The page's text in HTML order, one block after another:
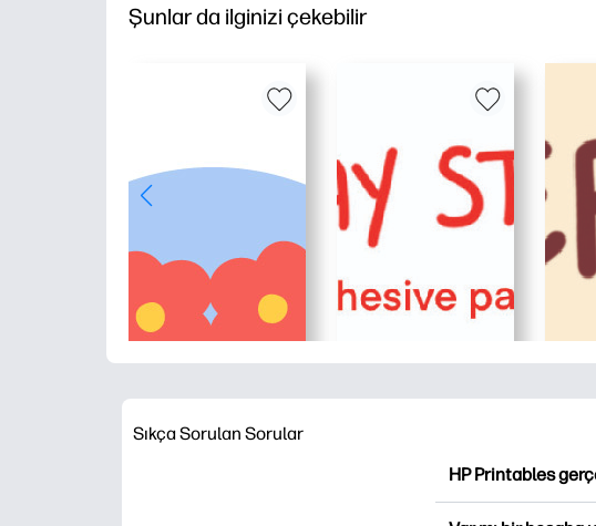
Şunlar da ilginizi çekebilir
Sıkça Sorulan Sorular
HP Printables